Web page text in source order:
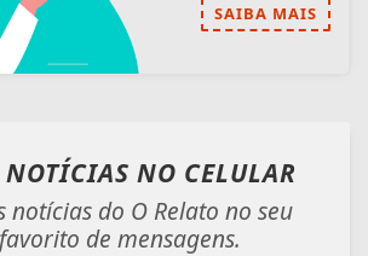
SAIBA MAIS
NOTÍCIAS NO CELULAR
notícias do O Relato no seu
de mensagens.